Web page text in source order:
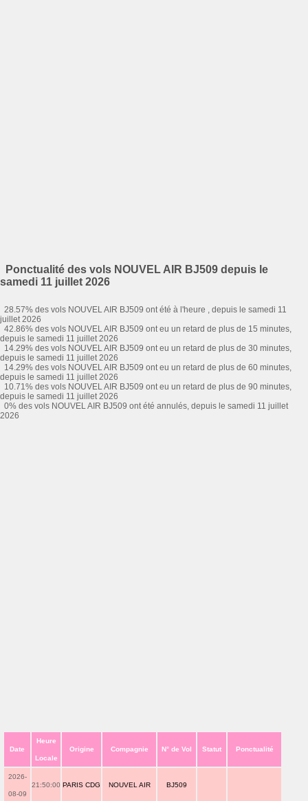
Ponctualité des vols NOUVEL AIR BJ509 depuis le
samedi 11 juillet 2026
28.57% des vols NOUVEL AIR BJ509 ont été à l'heure , depuis le samedi 11
juillet 2026
42.86% des vols NOUVEL AIR BJ509 ont eu un retard de plus de 15 minutes,
depuis le samedi 11 juillet 2026
14.29% des vols NOUVEL AIR BJ509 ont eu un retard de plus de 30 minutes,
depuis le samedi 11 juillet 2026
14.29% des vols NOUVEL AIR BJ509 ont eu un retard de plus de 60 minutes,
depuis le samedi 11 juillet 2026
10.71% des vols NOUVEL AIR BJ509 ont eu un retard de plus de 90 minutes,
depuis le samedi 11 juillet 2026
0% des vols NOUVEL AIR BJ509 ont été annulés, depuis le samedi 11 juillet
2026
Date
Heure
Locale
Origine Compagnie N° de Vol Statut Ponctualité
2026-
08-09
21:50:00 PARIS CDG NOUVEL AIR BJ509